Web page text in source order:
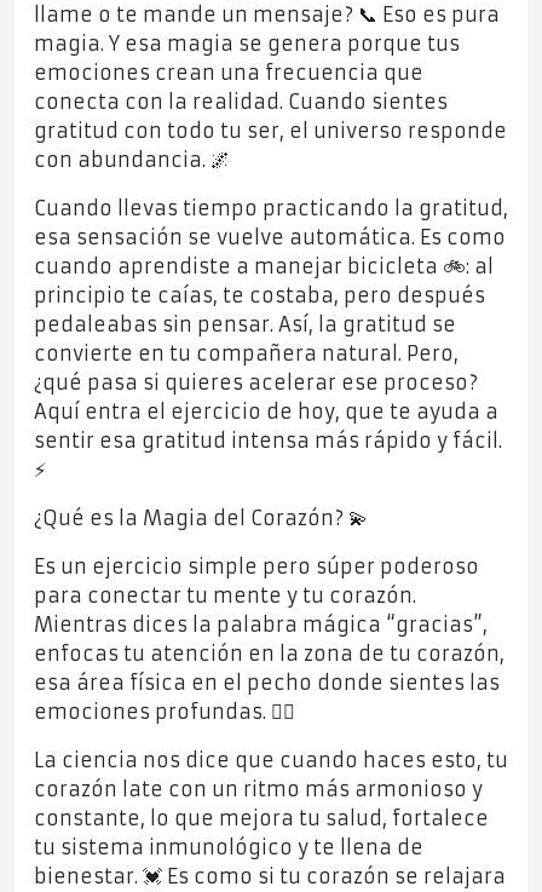
llame o te mande un mensaje? 📞 Eso es pura
magia. Y esa magia se genera porque tus
emociones crean una frecuencia que
conecta con la realidad. Cuando sientes
gratitud con todo tu ser, el universo responde
con abundancia. 🌌
Cuando llevas tiempo practicando la gratitud,
esa sensación se vuelve automática. Es como
cuando aprendiste a manejar bicicleta 🚲: al
principio te caías, te costaba, pero después
pedaleabas sin pensar. Así, la gratitud se
convierte en tu compañera natural. Pero,
¿qué pasa si quieres acelerar ese proceso?
Aquí entra el ejercicio de hoy, que te ayuda a
sentir esa gratitud intensa más rápido y fácil.
⚡
¿Qué es la Magia del Corazón? 💫
Es un ejercicio simple pero súper poderoso
para conectar tu mente y tu corazón.
Mientras dices la palabra mágica “gracias”,
enfocas tu atención en la zona de tu corazón,
esa área física en el pecho donde sientes las
emociones profundas. ❤️‍🔥
La ciencia nos dice que cuando haces esto, tu
corazón late con un ritmo más armonioso y
constante, lo que mejora tu salud, fortalece
tu sistema inmunológico y te llena de
bienestar. 💓 Es como si tu corazón se relajara